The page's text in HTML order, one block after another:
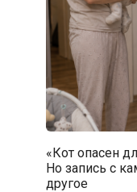
«Кот опасен
Но запись с
другое